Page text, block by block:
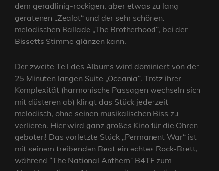
dem geradlinig-rockigen, aber etwas zu lang
geratenen „Zealot“ und der sehr schönen,
melodischen Ballade „The Brotherhood“, bei der
Bissetts Stimme glänzen kann.
Der zweite Teil des Albums wird dominiert von der
25 Minuten langen Suite „Oceania“. Trotz ihrer
Komplexität (harmonische Passagen wechseln sich
mit düsteren ab) klingt das Stück jederzeit
melodisch, ohne seinen musikalischen Biss zu
verlieren. Hier wird ganz großes Kino für die Ohren
geboten! Das vorletzte Stück „Permanent War“ ist
mit seinem treibenden Beat ein echtes Rock-Brett,
während “The National Anthem“ B4TF zum